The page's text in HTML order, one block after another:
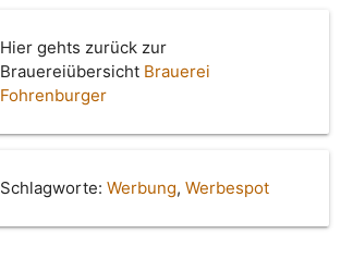
Hier gehts zurück zur
Brauereiübersicht Brauerei
Fohrenburger
Schlagworte:Werbung,Werbespot